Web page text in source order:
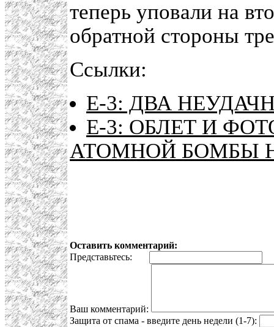
теперь уповали на
обратной стороны
Ссылки:
Е-3: ДВА
Е-3: ОБЛЕТ И
АТОМНОЙ БОМБЫ
Оставить комментарий:
Представьтесь:
Ваш комментарий:
Защита от спама - введите день недели (1-7):